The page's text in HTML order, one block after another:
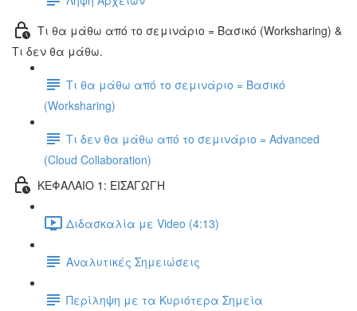
Τι θα μάθω από το σεμινάριο = Βασικό (Worksharing) &
Τι δεν θα μάθω.
Τι θα μάθω από το σεμινάριο = Βασικό
(Worksharing)
Τι δεν θα μάθω από το σεμινάριο = Advanced
(Cloud Collaboration)
ΚΕΦΑΛΑΙΟ 1: ΕΙΣΑΓΩΓΗ
Διδασκαλία με Video (4:13)
Αναλυτικές Σημειώσεις
Περίληψη με τα Κυριότερα Σημεία